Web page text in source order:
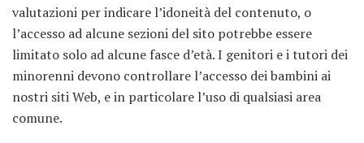
valutazioni per indicare l’idoneità del contenuto, o
l’accesso ad alcune sezioni del sito potrebbe essere
limitato solo ad alcune fasce d’età. I genitori e i tutori dei
minorenni devono controllare l’accesso dei bambini ai
nostri siti Web, e in particolare l’uso di qualsiasi area
comune.